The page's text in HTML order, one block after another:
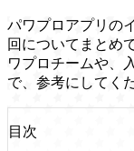
パワプロアプリの
回についてまとめ
ワプロチームや、
で、参考にしてく
目次